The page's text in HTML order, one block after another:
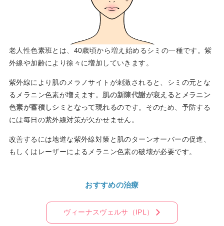
老人性色素班とは、40歳頃から増え始めるシミの一種です。紫
外線や加齢により徐々に増加していきます。
紫外線により肌のメラノサイトが刺激されると、シミの元とな
るメラニン色素が増えます。 肌の新陳代謝が衰えるとメラニン
色素が蓄積しシミとなって現れるのです。そのため、予防する
には毎日の紫外線対策が欠かせません。
改善するには地道な紫外線対策と肌のターンオーバーの促進、
もしくはレーザーによるメラニン色素の破壊が必要です。
おすすめの治療
ヴィーナスヴェルサ（IPL）